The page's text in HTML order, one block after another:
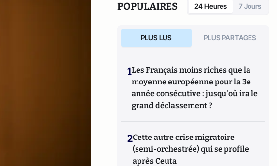
POPULAIRES 24 Heures 7 Jours
PLUS LUS PLUS PARTAGES
1Les Français moins riches que la
moyenne européenne pour la 3e
année consécutive : jusqu'où ira le
grand déclassement ?
2Cette autre crise migratoire
(semi-orchestrée) qui se profile
après Ceuta